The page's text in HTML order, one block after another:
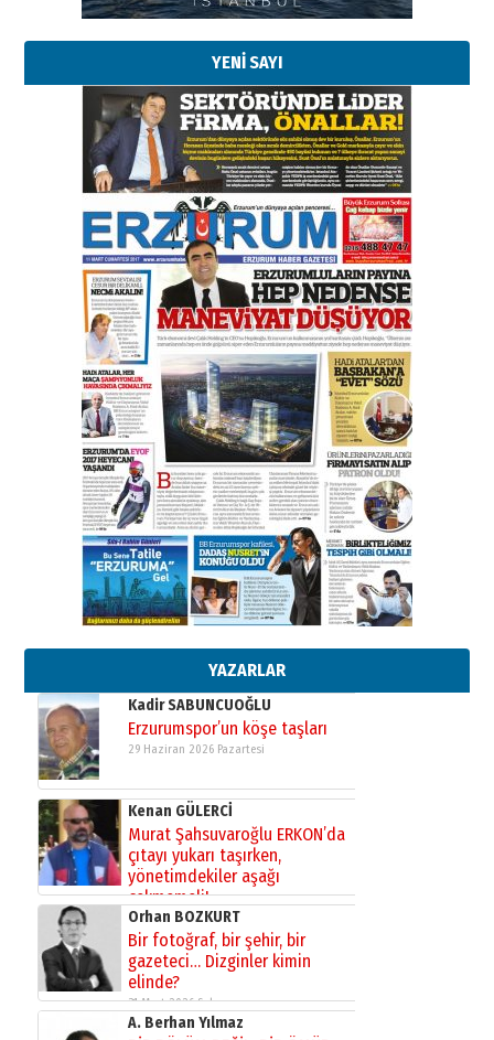
YENİ SAYI
YAZARLAR
29 Haziran 2026 Pazartesi
Kenan GÜLERCİ
Murat Şahsuvaroğlu ERKON’da
çıtayı yukarı taşırken,
yönetimdekiler aşağı
çekmemeli!
17 Şubat 2026 SalıOrhan BOZKURT
Bir fotoğraf, bir şehir, bir
gazeteci… Dizginler kimin
elinde?
31 Mart 2026 Salı
A. Berhan Yılmaz
BİR BÖLÜM DEĞİL, BİR ÖMÜR
SEÇİYORSUNUZ… “NEDEN
ATATÜRK ÜNİVERSİTESİ?”
28 Temmuz 2026 Salı
Ahmet Gökhan YAZICI
Ahmed Yesevi’den bir Alperen…
”Reisimiz” idi… Hakka yürüdü.!
26 Mart 2026 Perşembe
Cem Bakırcı
Ardında bıraktığı hatıralarıyla
gönül adamı Faruk Terzioğlu!
13 Mayıs 2026 Çarşamba
Esat BİNDESEN
Başkan Sekmen’den Erzurum’a
bir vizyon proje daha!
02 Ağustos 2026 Pazar
Kadir SABUNCUOĞLU
Erzurumspor’un köşe taşları
29 Haziran 2026 Pazartesi
Kenan GÜLERCİ
Murat Şahsuvaroğlu ERKON’da
çıtayı yukarı taşırken,
yönetimdekiler aşağı
çekmemeli!
17 Şubat 2026 SalıOrhan BOZKURT
Bir fotoğraf, bir şehir, bir
gazeteci… Dizginler kimin
elinde?
31 Mart 2026 Salı
A. Berhan Yılmaz